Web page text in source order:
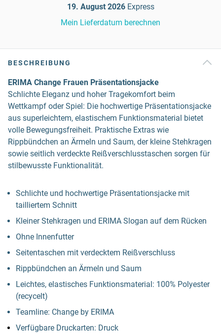
19. August 2026 Express
Mein Lieferdatum berechnen
BESCHREIBUNG
ERIMA Change Frauen Präsentationsjacke
Schlichte Eleganz und hoher Tragekomfort beim
Wettkampf oder Spiel: Die hochwertige Präsentationsjacke
aus superleichtem, elastischem Funktionsmaterial bietet
volle Bewegungsfreiheit. Praktische Extras wie
Rippbündchen an Ärmeln und Saum, der kleine Stehkragen
sowie seitlich verdeckte Reißverschlusstaschen sorgen für
stilbewusste Funktionalität.
Schlichte und hochwertige Präsentationsjacke mit
tailliertem Schnitt
Kleiner Stehkragen und ERIMA Slogan auf dem Rücken
Ohne Innenfutter
Seitentaschen mit verdecktem Reißverschluss
Rippbündchen an Ärmeln und Saum
Leichtes, elastisches Funktionsmaterial: 100% Polyester
(recycelt)
Teamline: Change by ERIMA
Verfügbare Druckarten: Druck